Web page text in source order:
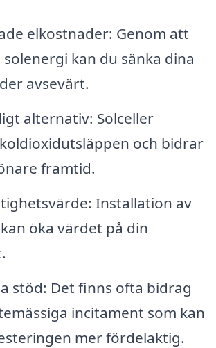
elkostnader: Genom att
kan du sänka dina
avsevärt.
alternativ: Solceller
och bidrar
framtid.
Installation av
öka värdet på din
stöd: Det finns ofta bidrag
incitament som kan
mer fördelaktig.